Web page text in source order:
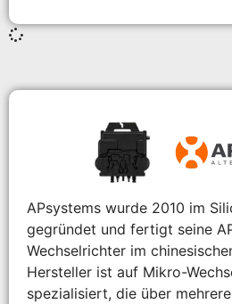
APsystems wurde 2010 im
gegründet und fertigt seine
Wechselrichter im
Hersteller ist auf Mikro-
spezialisiert, die über